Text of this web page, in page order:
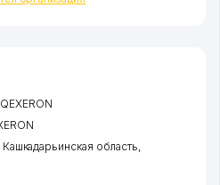
QEXERON
Кашкадарьинская область